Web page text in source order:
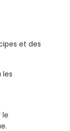
et des
les
le